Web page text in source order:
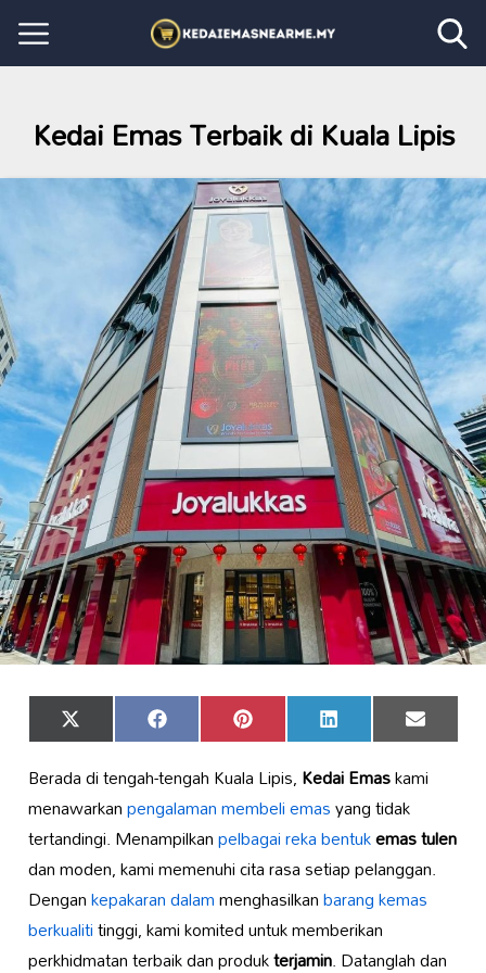
Kedai Emas Terbaik di Kuala Lipis
Share
on
X
(Twitter)
Share
on
Facebook Share
on
Pinterest Share
on
LinkedIn Share
on
Email
Berada di tengah-tengah Kuala Lipis,Kedai Emaskami
menawarkanpengalaman membeli emasyang tidak
tertandingi. Menampilkanpelbagai reka bentukemas tulen
dan moden, kami memenuhi cita rasa setiap pelanggan.
Dengankepakaran dalammenghasilkanbarang kemas
berkualititinggi, kami komited untuk memberikan
perkhidmatan terbaik dan produkterjamin. Datanglah dan